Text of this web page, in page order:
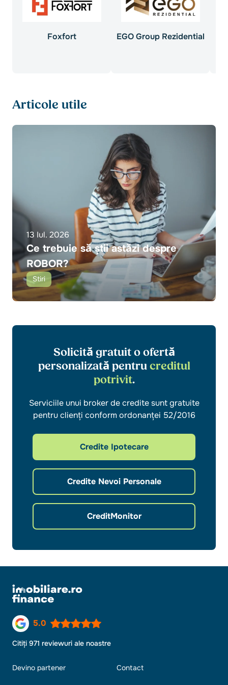
Foxfort EGO Group Rezidential
Articole utile
13 Iul. 2026
Ce trebuie să știi astăzi despre
ROBOR?
Stiri
Solicită gratuit o ofertă
personalizată pentrucreditul
potrivit.
Serviciile unui broker de credite sunt gratuite
pentru clienți conform ordonanței 52/2016
Credite Ipotecare
Credite Nevoi Personale
CreditMonitor
5.0
Citiți 971 reviewuri ale noastre
Devino partener Contact